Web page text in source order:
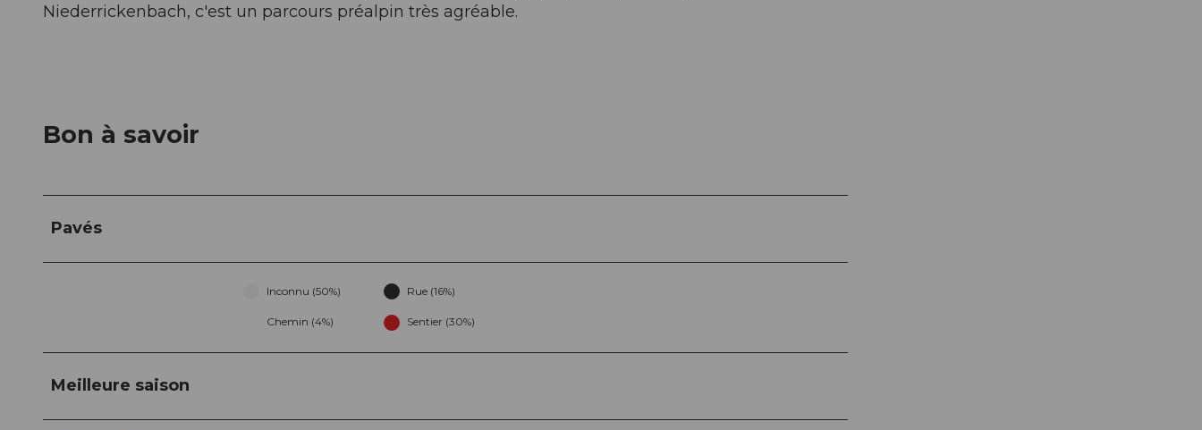
Niederrickenbach, c'est un parcours préalpin très agréable.
Bon à savoir
Pavés
Inconnu (50%) Rue (16%)
Chemin (4%) Sentier (30%)
Meilleure saison